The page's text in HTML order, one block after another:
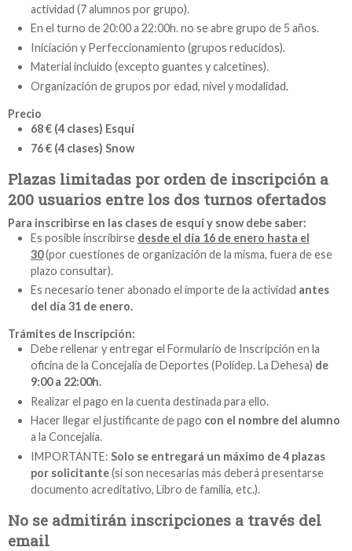
actividad (7 alumnos por grupo).
En el turno de 20:00 a 22:00h. no se abre grupo de 5 años.
Iniciación y Perfeccionamiento (grupos reducidos).
Material incluido (excepto guantes y calcetines).
Organización de grupos por edad, nivel y modalidad.
Precio
68 € (4 clases) Esquí
76 € (4 clases) Snow
Plazas limitadas por orden de inscripción a
200 usuarios entre los dos turnos ofertados
Para inscribirse en las clases de esquí y snow debe saber:
Es posible inscribirse desde el día 16 de enero hasta el
30(por cuestiones de organización de la misma, fuera de ese
plazo consultar).
Es necesario tener abonado el importe de la actividad antes
del día 31 de enero.
Trámites de Inscripción:
Debe rellenar y entregar el Formulario de Inscripción en la
oficina de la Concejalía de Deportes (Polidep. La Dehesa) de
9:00 a 22:00h.
Realizar el pago en la cuenta destinada para ello.
Hacer llegar el justificante de pago con el nombre del alumno
a la Concejalía.
IMPORTANTE: Solo se entregará un máximo de 4 plazas
por solicitante(si son necesarias más deberá presentarse
documento acreditativo, Libro de familia, etc.).
No se admitirán inscripciones a través del
email